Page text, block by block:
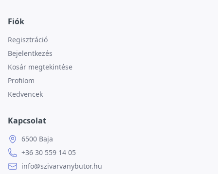
Fiók
Regisztráció
Bejelentkezés
Kosár megtekintése
Profilom
Kedvencek
Kapcsolat
6500 Baja
+36 30 559 14 05
info@szivarvanybutor.hu